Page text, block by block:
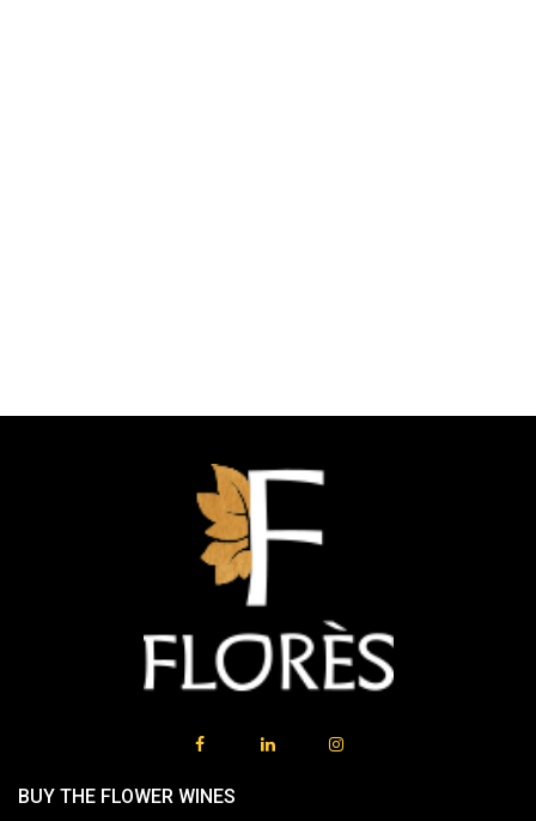
BUY THE FLOWER WINES